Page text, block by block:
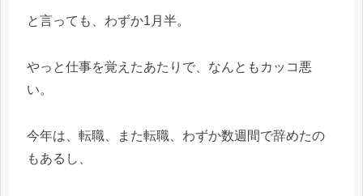
と言っても、わずか1月半。
やっと仕事を覚えたあたりで、なんともカッコ悪
い。
今年は、転職、また転職、わずか数週間で辞めたの
もあるし、